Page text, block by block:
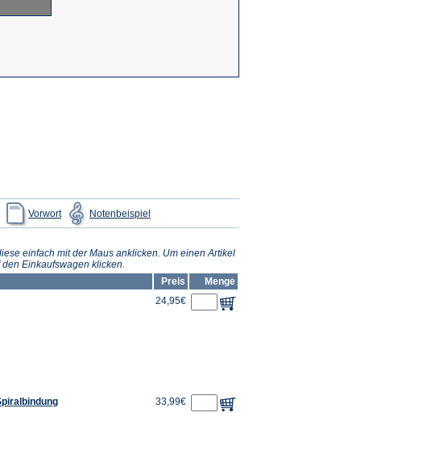
(Öffnet
in
einem
Tab)
Vorwort
(Öffnet
in
einem
Tab)
Notenbeispiel in
einem
Tab)
einfach mit der Maus anklicken. Um einen Artikel
Einkaufswagen klicken.
Preis
Menge
24,95€
33,99€